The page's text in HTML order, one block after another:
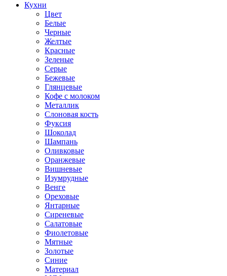
Кухни
Цвет
Белые
Черные
Желтые
Красные
Зеленые
Серые
Бежевые
Глянцевые
Кофе с молоком
Металлик
Слоновая кость
Фуксия
Шоколад
Шампань
Оливковые
Оранжевые
Вишневые
Изумрудные
Венге
Ореховые
Янтарные
Сиреневые
Салатовые
Фиолетовые
Мятные
Золотые
Синие
Материал